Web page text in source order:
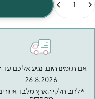
אם תזמינו היום, נגיע אליכם עד
26.8.2026
*לרוב חלקי הארץ מלבד